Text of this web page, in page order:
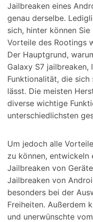
Jailbreaken eines
genau derselbe.
sich, hinter können
Vorteile des Rootings
Der Hauptgrund,
Galaxy S7
Funktionalität, die sich
lässt. Die meisten
diverse wichtige
unterschiedlichsten
Um jedoch alle
zu können, entwickeln
Jailbreaken von
Jailbreaken von
besonders bei der
Freiheiten. Außerdem
und unerwünschte